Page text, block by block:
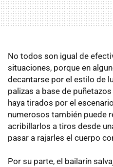
No todos son igual de
situaciones, porque en
decantarse por el estilo de
palizas a base de
haya tirados por el
numerosos también puede
acribillarlos a tiros desde
pasar a rajarles el cuerpo
Por su parte, el bailarín